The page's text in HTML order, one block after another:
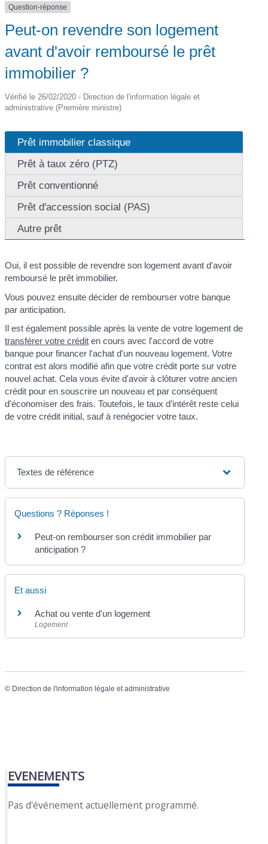
Question-réponse
Peut-on revendre son logement
avant d'avoir remboursé le prêt
immobilier ?
Vérifié le 26/02/2020 - Direction de l'information légale et
administrative (Première ministre)
Prêt immobilier classique
Prêt à taux zéro (PTZ)
Prêt conventionné
Prêt d'accession social (PAS)
Autre prêt
Oui, il est possible de revendre son logement avant d'avoir
remboursé le prêt immobilier.
Vous pouvez ensuite décider de rembourser votre banque
par anticipation.
Il est également possible après la vente de votre logement de
transférer votre crédit en cours avec l'accord de votre
banque pour financer l'achat d'un nouveau logement. Votre
contrat est alors modifié afin que votre crédit porte sur votre
nouvel achat. Cela vous évite d'avoir à clôturer votre ancien
crédit pour en souscrire un nouveau et par conséquent
d'économiser des frais. Toutefois, le taux d’intérêt reste celui
de votre crédit initial, sauf à renégocier votre taux.
Textes de référence
Questions ? Réponses !
Peut-on rembourser son crédit immobilier par
anticipation ?
Et aussi
Achat ou vente d'un logement
Logement
© Direction de l'information légale et administrative
EVENEMENTS
Pas d'événement actuellement programmé.